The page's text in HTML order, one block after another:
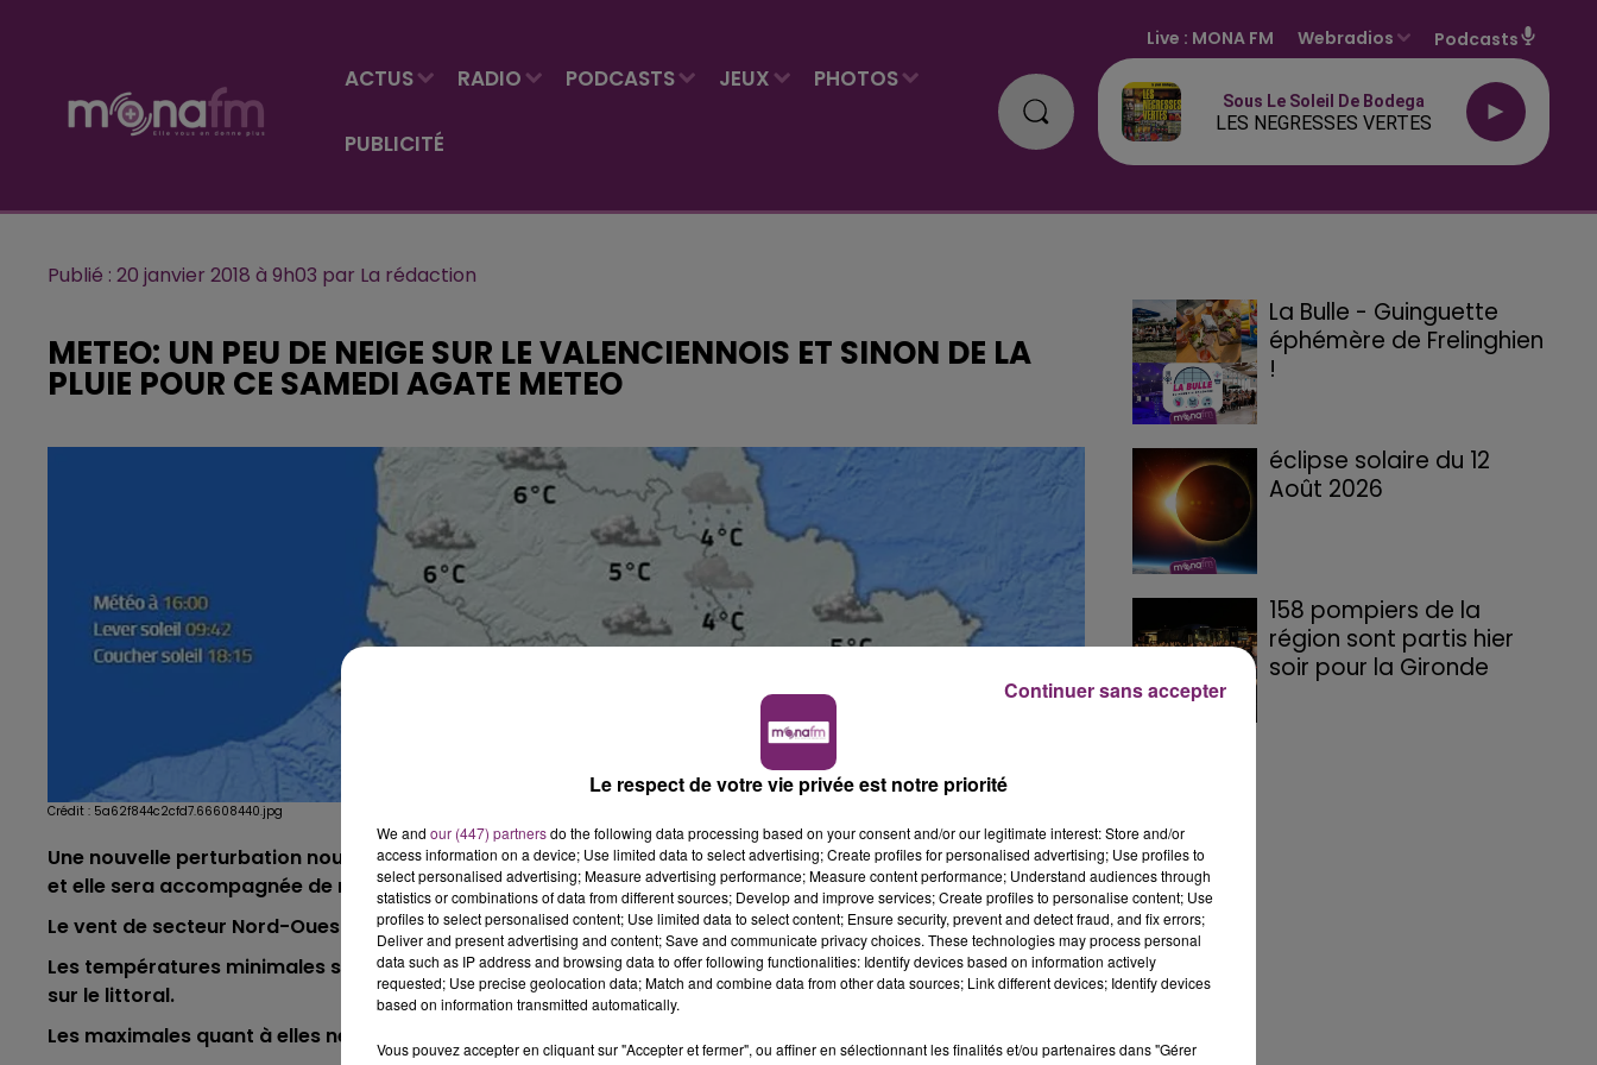
ACTUS RADIO PODCASTS JEUX PHOTOS
PUBLICITÉ
Live : MONA FM Webradios Podcasts
Sous Le Soleil De Bodega
LES NEGRESSES VERTES
Publié : 20 janvier 2018 à 9h03 par La rédaction
METEO: UN PEU DE NEIGE SUR LE VALENCIENNOIS ET SINON DE LA
PLUIE POUR CE SAMEDI AGATE METEO
Crédit : 5a62f844c2cfd7.66608440.jpg
Une nouvelle perturbation nous aborde ce samedi. La grisaille sera dominante durant toute cette journée
et elle sera accompagnée de nombreuses pluies.
Le vent de secteur Nord-Ouest soufflera modérément.
Les températures minimales seront froides. Il fera 2°C à Armentières, Seclin et Fâches Thumesnil et 4°C
sur le littoral.
Les maximales quant à elles ne dépasseront pas les 5°C.
La Bulle - Guinguette
éphémère de Frelinghien
!
éclipse solaire du 12
Août 2026
158 pompiers de la
région sont partis hier
soir pour la Gironde
Le respect de votre vie privée est notre priorité
We and our (447) partnersdo the following data processing based on your consent and/or our legitimate interest: Store and/or
access information on a device; Use limited data to select advertising; Create profiles for personalised advertising; Use profiles to
select personalised advertising; Measure advertising performance; Measure content performance; Understand audiences through
statistics or combinations of data from different sources; Develop and improve services; Create profiles to personalise content; Use
profiles to select personalised content; Use limited data to select content; Ensure security, prevent and detect fraud, and fix errors;
Deliver and present advertising and content; Save and communicate privacy choices. These technologies may process personal
data such as IP address and browsing data to offer following functionalities: Identify devices based on information actively
requested; Use precise geolocation data; Match and combine data from other data sources; Link different devices; Identify devices
based on information transmitted automatically.
Vous pouvez accepter en cliquant sur "Accepter et fermer", ou affiner en sélectionnant les finalités et/ou partenaires dans "Gérer
Continuer sans accepter